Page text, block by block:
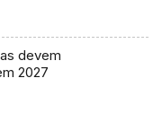
devem
2027